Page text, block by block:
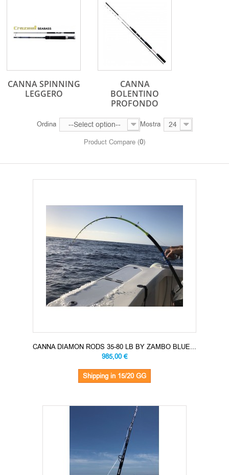
CANNA SPINNING
LEGGERO
CANNA
BOLENTINO
PROFONDO
Ordina --Select option--
Product Compare (0)
Mostra 24
CANNA DIAMON RODS 35-80 LB BY ZAMBO BLUE...
985,00 €
Shipping in 15/20 GG